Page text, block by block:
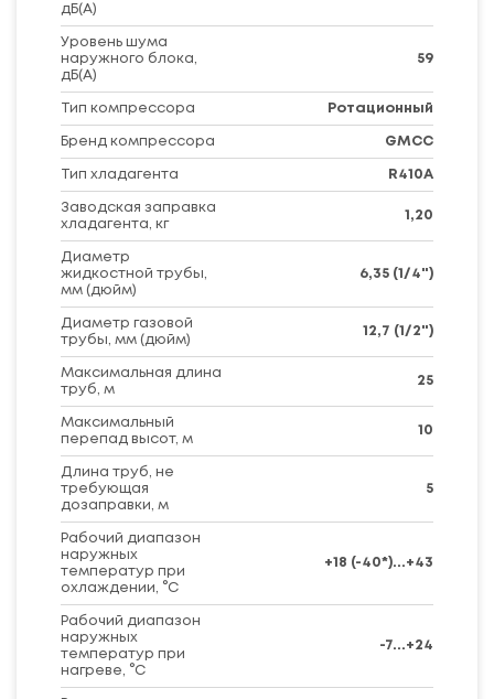
дБ(А)
Уровень шума
наружного блока,
дБ(А)
59
Тип компрессора Ротационный
Бренд компрессора GMCC
Тип хладагента R410A
Заводская заправка
хладагента, кг
1,20
Диаметр
жидкостной трубы,
мм (дюйм)
6,35 (1/4")
Диаметр газовой
трубы, мм (дюйм)
12,7 (1/2")
Максимальная длина
труб, м
25
Максимальный
перепад высот, м
10
Длина труб, не
требующая
дозаправки, м
5
Рабочий диапазон
наружных
температур при
охлаждении, °C
+18 (-40*)...+43
Рабочий диапазон
наружных
температур при
нагреве, °C
-7...+24